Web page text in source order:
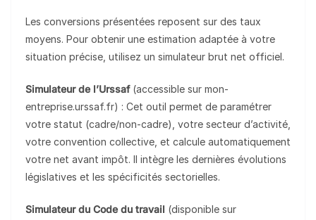
Les conversions présentées reposent sur des taux
moyens. Pour obtenir une estimation adaptée à votre
situation précise, utilisez un simulateur brut net officiel.
Simulateur de l’Urssaf(accessible sur mon-
entreprise.urssaf.fr) : Cet outil permet de paramétrer
votre statut (cadre/non-cadre), votre secteur d’activité,
votre convention collective, et calcule automatiquement
votre net avant impôt. Il intègre les dernières évolutions
législatives et les spécificités sectorielles.
Simulateur du Code du travail (disponible sur